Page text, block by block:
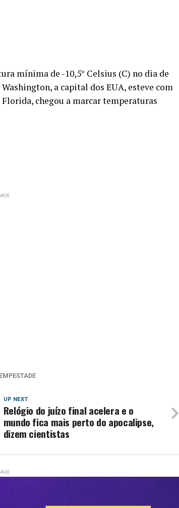
mínima de -10,5° Celsius (C) no dia de
a capital dos EUA, esteve com
chegou a marcar temperaturas
UP NEXT
Relógio do juízo final acelera e o
mundo fica mais perto do apocalipse,
dizem cientistas